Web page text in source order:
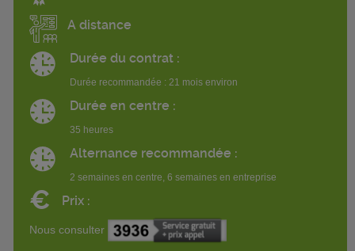
A distance
Durée du contrat :
Durée recommandée : 21 mois environ
Durée en centre :
35 heures
Alternance recommandée :
2 semaines en centre, 6 semaines en entreprise
€ Prix :
Nous consulter